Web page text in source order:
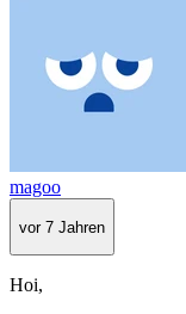
magoo
vor 7 Jahren
Hoi,